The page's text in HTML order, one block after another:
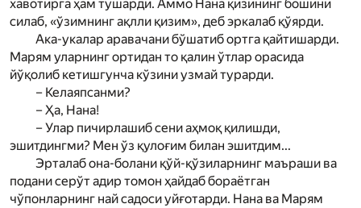
хавотирга ҳам тушарди. Аммо Нана қизининг бошини
силаб, «ўзимнинг ақлли қизим», деб эркалаб қўярди.
Ака-укалар аравачани бўшатиб ортга қайтишарди.
Мар­ям уларнинг ортидан то қалин ўтлар орасида
йўқолиб кетишгунча кўзини узмай турарди.
– Келаяпсанми?
– Ҳа, Нана!
– Улар пичирлашиб сени аҳмоқ қилишди,
эшитдингми? Мен ўз қулоғим билан эшитдим...
Эрталаб она-болани қўй-қўзиларнинг маъраши ва
подани серўт адир томон ҳайдаб бораётган
чўпонларнинг най садоси уйғотарди. Нана ва Мар­ям